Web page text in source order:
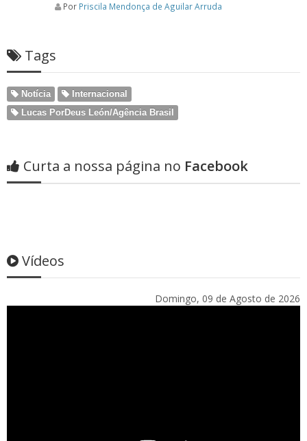
Por Priscila Mendonça de Aguilar Arruda
Tags
Notícia
Internacional
Lucas PorDeus León/Agência Brasil
Curta a nossa página no Facebook
Vídeos
Domingo, 09 de Agosto de 2026